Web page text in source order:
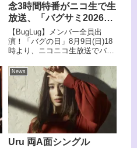
念3時間特番がニコ生で生
放送、「バグサミ2026」
大阪・東京公演の見どこ
ろを総力特集
【BugLug】メンバー全員出
演！「バグの日」8月9日(日)18
時より、ニコニコ生放送でバグ
演バンドが"おともだち"として
続々登場BugLug主催イベント
「バグサミ2026」開催記念特番
がニコニコ生放送にて8月9日
（日）18時より放送。8月30日
の大阪公演、9月29日・30日の
東京公演へ向けてバグサミの魅
力をたっぷりお届け。
News
Uru 両A面シングル